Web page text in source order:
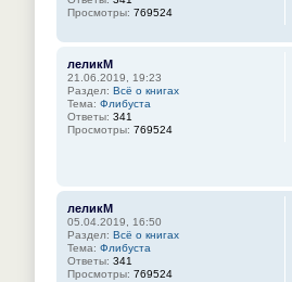
Просмотры: 769524
леликМ
21.06.2019, 19:23
Раздел: Всё о книгах
Тема: Флибуста
Ответы: 341
Просмотры: 769524
леликМ
05.04.2019, 16:50
Раздел: Всё о книгах
Тема: Флибуста
Ответы: 341
Просмотры: 769524